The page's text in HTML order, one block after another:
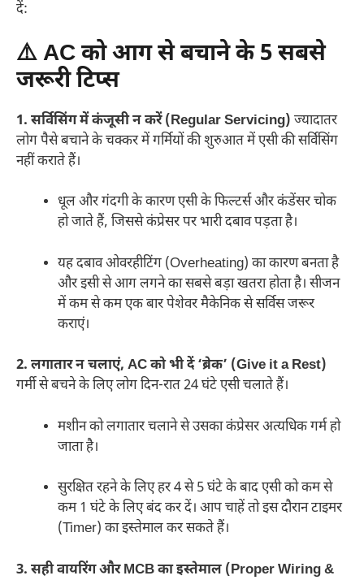
दें:
⚠️AC को आग से बचाने के 5 सबसे
जरूरी टिप्स
1. सर्विसिंग में कंजूसी न करें (Regular Servicing) ज्यादातर
लोग पैसे बचाने के चक्कर में गर्मियों की शुरुआत में एसी की सर्विसिंग
नहीं कराते हैं।
धूल और गंदगी के कारण एसी के फिल्टर्स और कंडेंसर चोक
हो जाते हैं, जिससे कंप्रेसर पर भारी दबाव पड़ता है।
यह दबाव ओवरहीटिंग (Overheating) का कारण बनता है
और इसी से आग लगने का सबसे बड़ा खतरा होता है। सीजन
में कम से कम एक बार पेशेवर मैकेनिक से सर्विस जरूर
कराएं।
2. लगातार न चलाएं, AC को भी दें ‘ब्रेक’ (Give it a Rest)
गर्मी से बचने के लिए लोग दिन-रात 24 घंटे एसी चलाते हैं।
मशीन को लगातार चलाने से उसका कंप्रेसर अत्यधिक गर्म हो
जाता है।
सुरक्षित रहने के लिए हर 4 से 5 घंटे के बाद एसी को कम से
कम 1 घंटे के लिए बंद कर दें। आप चाहें तो इस दौरान टाइमर
(Timer) का इस्तेमाल कर सकते हैं।
3. सही वायरिंग और MCB का इस्तेमाल (Proper Wiring &